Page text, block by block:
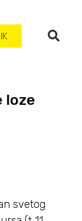
loze
svetog